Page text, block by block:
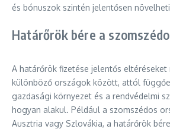
és bónuszok szintén jelentősen
Határőrök bére a
A határőrök fizetése jelentős eltéréseket
különböző országok között, attól
gazdasági környezet és a rendvédelmi
hogyan alakul. Például a szomszédos
Ausztria vagy Szlovákia, a határőrök